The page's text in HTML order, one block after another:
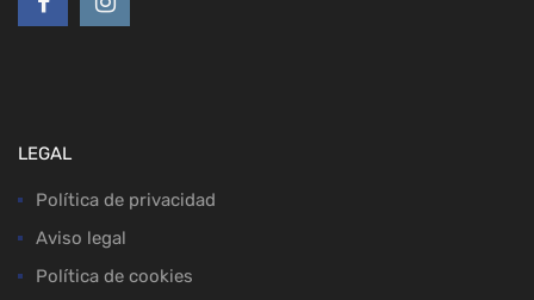
LEGAL
Política de privacidad
Aviso legal
Política de cookies